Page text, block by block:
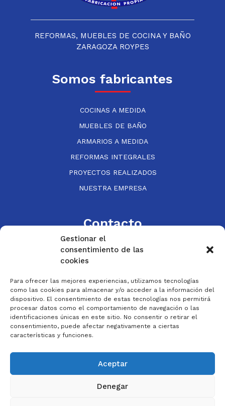
Gestionar el
consentimiento de las
cookies
Para ofrecer las mejores experiencias, utilizamos tecnologías
como las cookies para almacenar y/o acceder a la información del
dispositivo. El consentimiento de estas tecnologías nos permitirá
procesar datos como el comportamiento de navegación o las
identificaciones únicas en este sitio. No consentir o retirar el
consentimiento, puede afectar negativamente a ciertas
características y funciones.
Aceptar
Denegar
Somos fabricantes
COCINAS A MEDIDA
MUEBLES DE BAÑO
ARMARIOS A MEDIDA
REFORMAS INTEGRALES
PROYECTOS REALIZADOS
NUESTRA EMPRESA
REFORMAS, MUEBLES DE COCINA Y BAÑO
ZARAGOZA ROYPES
Contacto
Via Univérsitas, 55. 50017 Zaragoza
exposicion@roypes.com
Política de privacidad
Política de cookies
Accesibilidad AA